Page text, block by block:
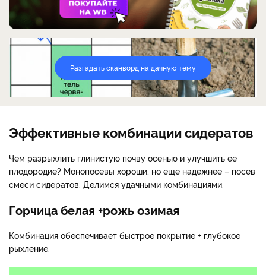
Разгадать сканворд на дачную тему
Эффективные комбинации сидератов
Чем разрыхлить глинистую почву осенью и улучшить ее
плодородие? Монопосевы хороши, но еще надежнее – посев
смеси сидератов. Делимся удачными комбинациями.
Горчица белая +рожь озимая
Комбинация обеспечивает быстрое покрытие + глубокое
рыхление.